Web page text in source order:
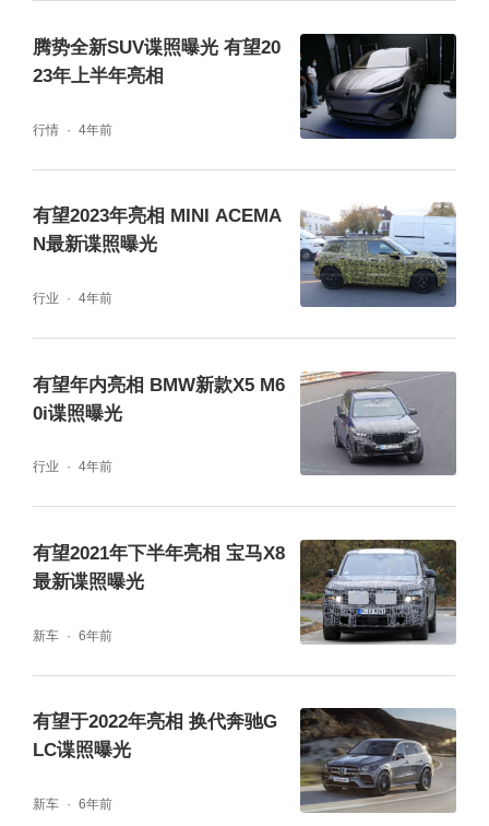
腾势全新SUV谍照曝光 有望20
23年上半年亮相
行情 4年前
有望2023年亮相 MINI ACEMA
N最新谍照曝光
行业 4年前
有望年内亮相 BMW新款X5 M6
0i谍照曝光
行业 4年前
有望2021年下半年亮相 宝马X8
最新谍照曝光
新车 6年前
有望于2022年亮相 换代奔驰G
LC谍照曝光
新车 6年前